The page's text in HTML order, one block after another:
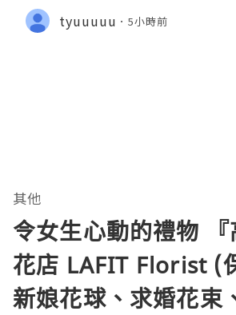
tyuuuuu 5小時前
其他
令女生心動的禮物
花店 LAFIT Florist (
新娘花球、求婚花束